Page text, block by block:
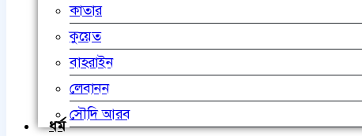
কাতার
কুয়েত
বাহরাইন
লেবানন
সৌদি আরব
ধর্ম